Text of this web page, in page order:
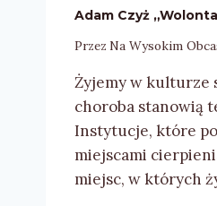
Adam Czyż
Przez Na Wysokim
Żyjemy w kulturze
choroba stanowią
Instytucje, które
miejscami
miejsc, w których